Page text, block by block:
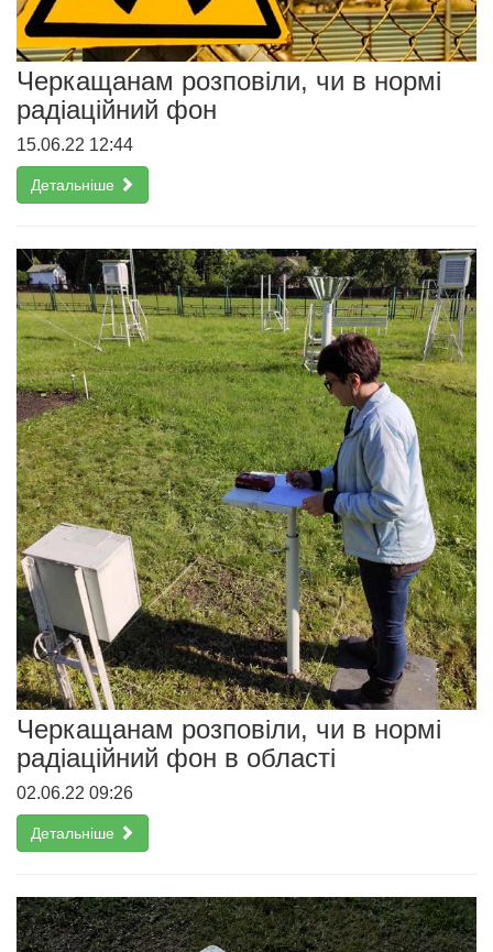
Черкащанам розповіли, чи в нормі
радіаційний фон
15.06.22 12:44
Детальніше
Черкащанам розповіли, чи в нормі
радіаційний фон в області
02.06.22 09:26
Детальніше